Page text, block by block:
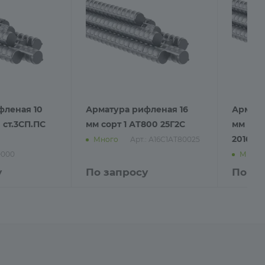
10
Арматура рифленая 16
мм сорт 1 АТ800 25Г2С
Много Арт.: А16С1АТ80025
По запросу
мм
2016,
Много
По